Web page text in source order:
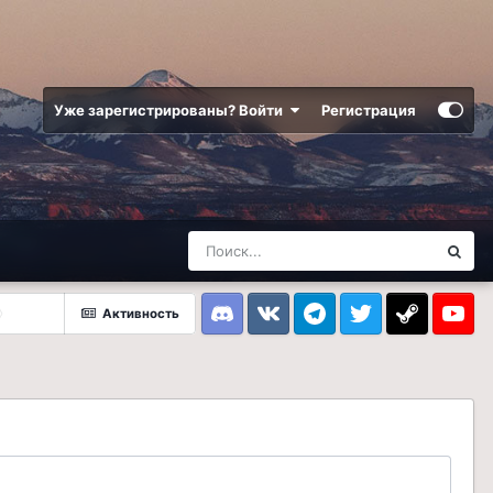
Уже зарегистрированы? Войти Регистрация
Активность
DiscordVK TelegramTwitter Steam